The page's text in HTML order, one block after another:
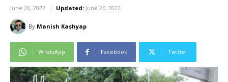
June 26, 2022 Updated: June 26, 2022
By Manish Kashyap
WhatsApp Facebook Twitter